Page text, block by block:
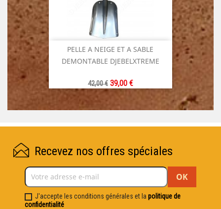
PELLE A NEIGE ET A SABLE
DEMONTABLE DJEBELXTREME
Prix
de
base
42,00 € Prix
39,00 €
Recevez nos offres spéciales
J'accepte les conditions générales et la politique de
confidentialité